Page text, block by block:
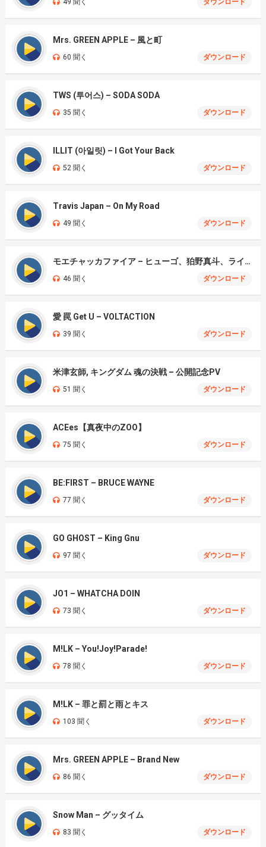
49 聞く ダウンロード
Mrs. GREEN APPLE – 風と町
60 聞く ダウンロード
TWS (투어스) – SODA SODA
35 聞く ダウンロード
ILLIT (아일릿) – I Got Your Back
52 聞く ダウンロード
Travis Japan – On My Road
49 聞く ダウンロード
モエチャッカファイア – ヒューゴ、狛野真斗、ライト、セヴェリアン (Cover )
46 聞く ダウンロード
愛 罠 Get U – VOLTACTION
39 聞く ダウンロード
米津玄師, キングダム 魂の決戦 – 公開記念PV
51 聞く ダウンロード
ACEes【真夜中のZOO】
75 聞く ダウンロード
BE:FIRST – BRUCE WAYNE
77 聞く ダウンロード
GO GHOST – King Gnu
97 聞く ダウンロード
JO1 – WHATCHA DOIN
73 聞く ダウンロード
M!LK – You!Joy!Parade!
78 聞く ダウンロード
M!LK – 罪と罰と雨とキス
103 聞く ダウンロード
Mrs. GREEN APPLE – Brand New
86 聞く ダウンロード
Snow Man – グッタイム
83 聞く ダウンロード